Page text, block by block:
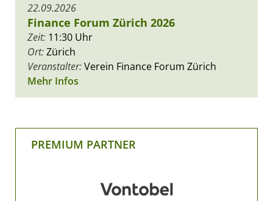
22.09.2026
Finance Forum Zürich 2026
Zeit: 11:30 Uhr
Ort:Zürich
Veranstalter:Verein Finance Forum Zürich
Mehr Infos
PREMIUM PARTNER